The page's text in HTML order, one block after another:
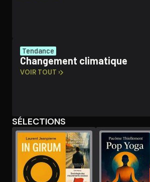
Ouvre l'app Appareil photo, pointe
Tendance
Changement climatique
VOIR TOUT ›
SÉLECTIONS